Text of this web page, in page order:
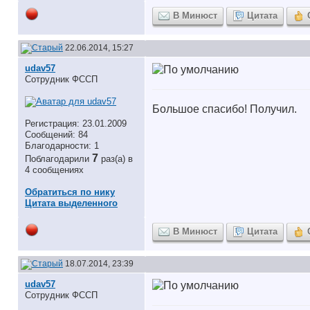
В Минюст Цитата
22.06.2014, 15:27
udav57
Сотрудник ФССП
Регистрация: 23.01.2009
Сообщений: 84
Благодарности: 1
Поблагодарили 7 раз(а) в
4 сообщениях
Обратиться по нику
Цитата выделенного
Большое спасибо! Получил.
В Минюст Цитата
18.07.2014, 23:39
udav57
Сотрудник ФССП